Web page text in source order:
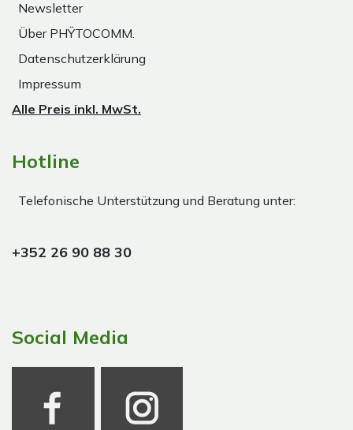
Newsletter
Über PHŸTOCOMM.
Datenschutzerklärung
Impressum
Alle Preis inkl. MwSt.
Hotline
Telefonische Unterstützung und Beratung unter:
+352 26 90 88 30
Social Media